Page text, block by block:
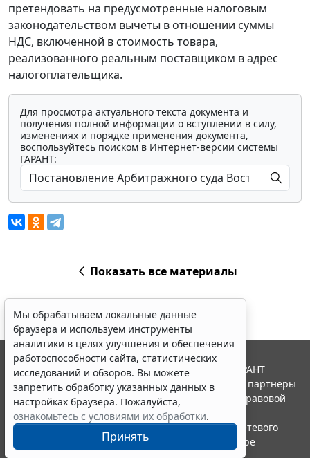
претендовать на предусмотренные налоговым
законодательством вычеты в отношении суммы
НДС, включенной в стоимость товара,
реализованного реальным поставщиком в адрес
налогоплательщика.
Для просмотра актуального текста документа и
получения полной информации о вступлении в силу,
изменениях и порядке применения документа,
воспользуйтесь поиском в Интернет-версии системы
ГАРАНТ:
Показать все материалы
Мы обрабатываем локальные данные
браузера и используем инструменты
аналитики в целях улучшения и обеспечения
работоспособности сайта, статистических
исследований и обзоров. Вы можете
запретить обработку указанных данных в
настройках браузера. Пожалуйста,
ознакомьтесь с условиями их обработки.
Принять
© ООО "НПП "ГАРАНТ-СЕРВИС", 2026. Система ГАРАНТ
выпускается с 1990 года. Компания "Гарант" и ее партнеры
являются участниками Российской ассоциации правовой
информации ГАРАНТ.
Портал ГАРАНТ.РУ зарегистрирован в качестве сетевого
издания Федеральной службой по надзору в сфере